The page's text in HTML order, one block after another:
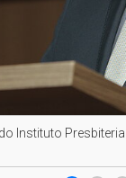
Instituto